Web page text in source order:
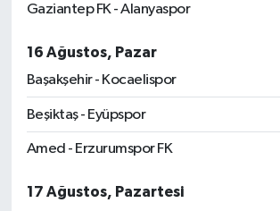
Gaziantep FK - Alanyaspor
16 Ağustos, Pazar
Başakşehir - Kocaelispor
Beşiktaş - Eyüpspor
Amed - Erzurumspor FK
17 Ağustos, Pazartesi